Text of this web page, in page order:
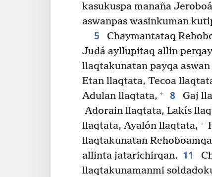
kasukuspa manaña
aswanpas wasinkuman
5
Chaymantataq
Judá ayllupitaq allin
llaqtakunatan payqa
Etan llaqtata, Tecoa
Adulan llaqtata, + 8 Gaj
Adorain llaqtata, Lakís
llaqtata, Ayalón llaqtata, +
llaqtakunatan
allinta jatarichirqan. 11
llaqtakunamanmi